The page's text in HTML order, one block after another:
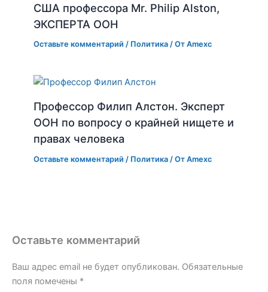
США профессора Mr. Philip Alston,
ЭКСПЕРТА ООН
Оставьте комментарий / Политика / ОтAmexc
Профессор Филип Алстон. Эксперт
ООН по вопросу о крайней нищете и
правах человека
Оставьте комментарий / Политика / ОтAmexc
Оставьте комментарий
Ваш адрес email не будет опубликован. Обязательные
поля помечены *